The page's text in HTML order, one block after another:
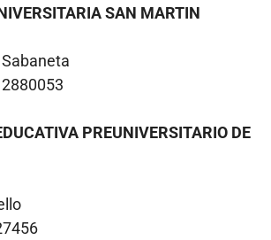
SAN MARTIN
PREUNIVERSITARIO DE